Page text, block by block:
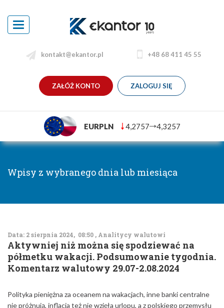
Toggle
navigation
kontakt@ekantor.pl +48 68 411 45 55
ZAŁÓŻ KONTO ZALOGUJ SIĘ
EURPLN 4,2757 4,3257
Wpisy z wybranego dnia lub miesiąca
Data: 2 sierpnia 2024, 08:50 , Analitycy walutowi
Aktywniej niż można się spodziewać na
półmetku wakacji. Podsumowanie tygodnia.
Komentarz walutowy 29.07-2.08.2024
Polityka pieniężna za oceanem na wakacjach, inne banki centralne
nie próżnują, inflacja też nie wzięła urlopu, a z polskiego przemysłu